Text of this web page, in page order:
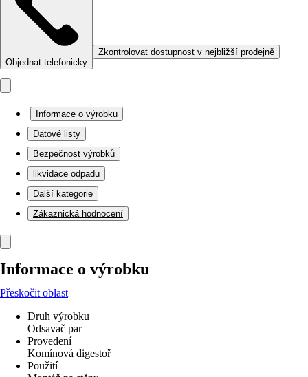
Objednat telefonicky
Zkontrolovat dostupnost v nejbližší prodejně
Informace o výrobku
Datové listy
Bezpečnost výrobků
likvidace odpadu
Další kategorie
Zákaznická hodnocení
Informace o výrobku
Přeskočit oblast
Druh výrobku
Odsavač par
Provedení
Komínová digestoř
Použití